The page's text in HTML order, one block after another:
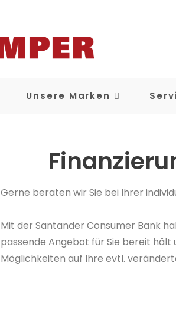
Unsere Marken
Gerne beraten wir Sie bei Ihrer
Mit der Santander Consumer Bank
passende Angebot für Sie bereit hält
Möglichkeiten auf Ihre evtl.